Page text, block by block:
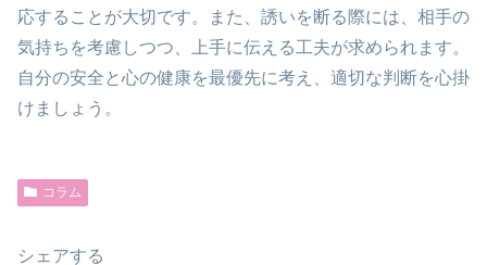
応することが大切です。また、誘いを断る際には、相手の
気持ちを考慮しつつ、上手に伝える工夫が求められます。
自分の安全と心の健康を最優先に考え、適切な判断を心掛
けましょう。
コラム
シェアする